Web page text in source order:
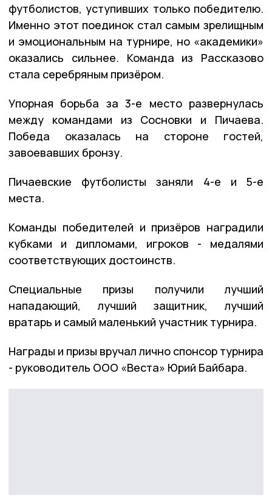
футболистов, уступивших только победителю.
Именно этот поединок стал самым зрелищным
и эмоциональным на турнире, но «академики»
оказались сильнее. Команда из Рассказово
стала серебряным призёром.
Упорная борьба за 3-е место развернулась
между командами из Сосновки и Пичаева.
Победа оказалась на стороне гостей,
завоевавших бронзу.
Пичаевские футболисты заняли 4-е и 5-е
места.
Команды победителей и призёров наградили
кубками и дипломами, игроков - медалями
соответствующих достоинств.
Специальные призы получили лучший
нападающий, лучший защитник, лучший
вратарь и самый маленький участник турнира.
Награды и призы вручал лично спонсор турнира
- руководитель ООО «Веста» Юрий Байбара.